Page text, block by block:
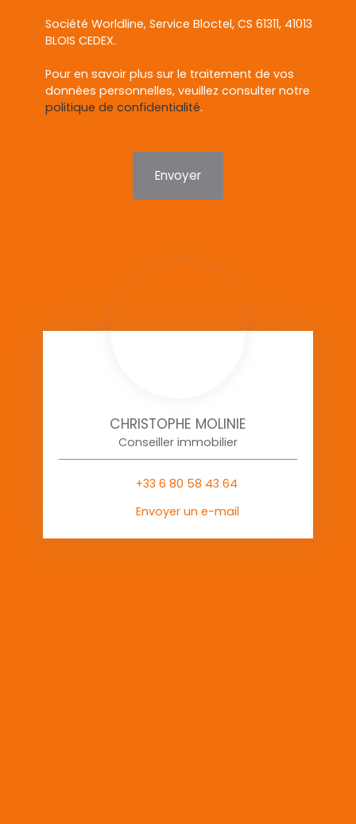
Société Worldline, Service Bloctel, CS 61311, 41013
BLOIS CEDEX.
Pour en savoir plus sur le traitement de vos
données personnelles, veuillez consulter notre
politique de confidentialité.
Envoyer
CHRISTOPHE MOLINIE
Conseiller immobilier
+33 6 80 58 43 64
Envoyer un e-mail